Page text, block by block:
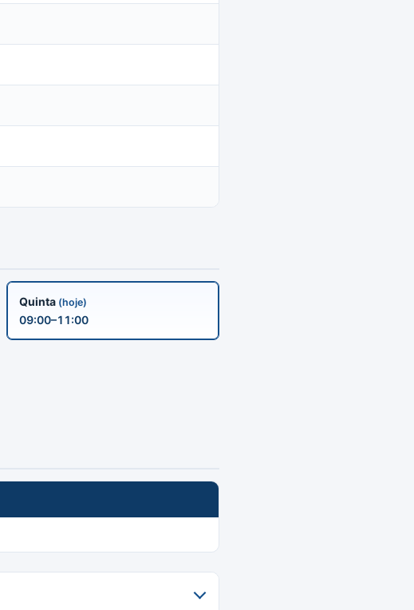
Quinta (hoje)
09:00–11:00